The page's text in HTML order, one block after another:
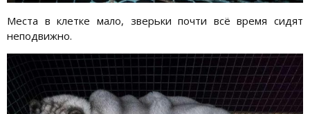
Места в клетке мало, зверьки почти всё время сидят
неподвижно.